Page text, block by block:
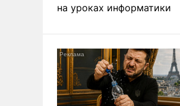
на уроках информатики